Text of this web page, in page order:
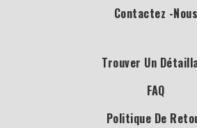
Contactez -nous
Trouver Un
FAQ
Politique De